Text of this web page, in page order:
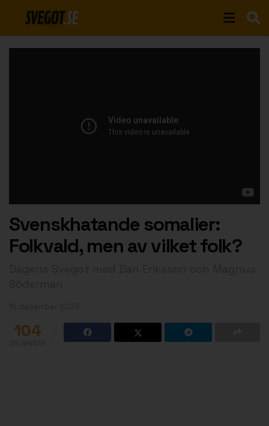
Svenskhatande somalier:
Folkvald, men av vilket folk?
104